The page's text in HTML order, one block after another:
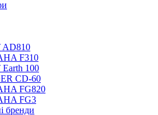
AD810
F310
100
CD-60
FG820
FG3